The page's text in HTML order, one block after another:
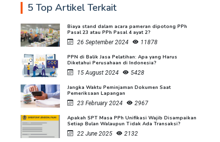
5 Top Artikel Terkait
Biaya stand dalam acara pameran dipotong PPh
Pasal 23 atau PPh Pasal 4 ayat 2?
26 September 2024
11878
PPN di Balik Jasa Pelatihan: Apa yang Harus
Diketahui Perusahaan di Indonesia?
15 August 2024
5428
Jangka Waktu Peminjaman Dokumen Saat
Pemeriksaan Lapangan
23 February 2024
2967
Apakah SPT Masa PPh Unifikasi Wajib Disampaikan
Setiap Bulan Walaupun Tidak Ada Transaksi?
22 June 2025
2132